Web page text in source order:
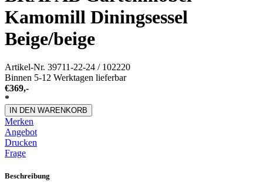
Kamomill Diningsessel
Beige/beige
Artikel-Nr. 39711-22-24 / 102220
Binnen 5-12 Werktagen lieferbar
€369,-
*
IN DEN WARENKORB
Merken
Angebot
Drucken
Frage
Beschreibung